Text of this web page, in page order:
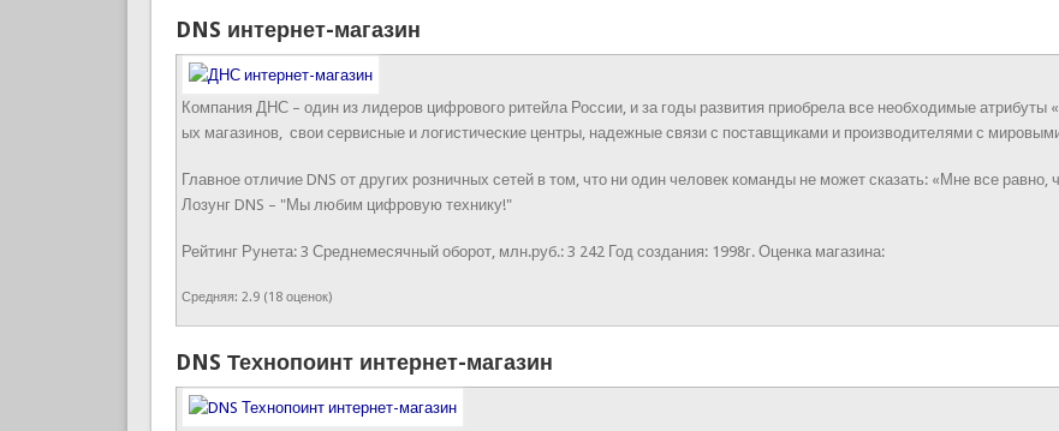
DNS интернет-магазин
Компания ДНС – один из лидеров цифрового ритейла России, и за годы развития приобрела все необходимые атрибуты
ых магазинов, свои сервисные и логистические центры, надежные связи с поставщиками и производителями с
Главное отличие DNS от других розничных сетей в том, что ни один человек команды не может сказать: «Мне все равно,
Лозунг DNS – "Мы любим цифровую технику!"
Рейтинг Рунета: 3 Среднемесячный оборот, млн.руб.: 3 242 Год создания: 1998г. Оценка магазина:
Средняя: 2.9 (18оценок)
DNS Технопоинт интернет-магазин